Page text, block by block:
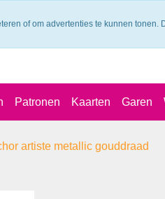
Patronen Kaarten Garen
artiste metallic gouddraad
of om advertenties te kunnen